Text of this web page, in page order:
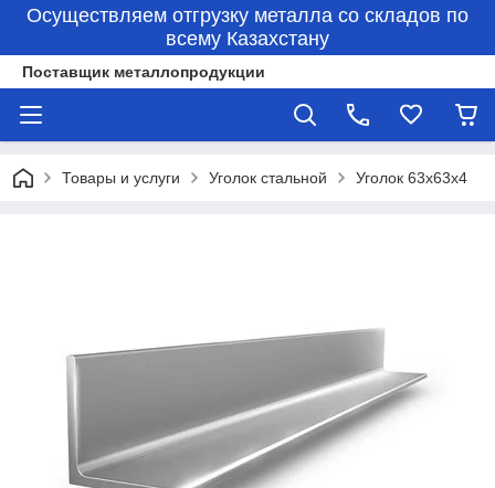
Осуществляем отгрузку металла со складов по
всему Казахстану
Поставщик металлопродукции
Товары и услуги Уголок стальной Уголок 63х63х4